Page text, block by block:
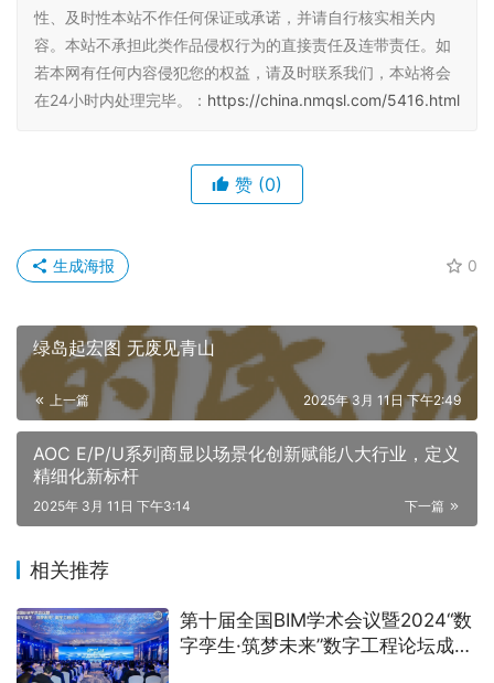
性、及时性本站不作任何保证或承诺，并请自行核实相关内
容。本站不承担此类作品侵权行为的直接责任及连带责任。如
若本网有任何内容侵犯您的权益，请及时联系我们，本站将会
在24小时内处理完毕。： https://china.nmqsl.com/5416.html
赞 (0)
0
生成海报
绿岛起宏图 无废见青山
上一篇 2025年 3月 11日 下午2:49
AOC E/P/U系列商显以场景化创新赋能八大行业，定义
精细化新标杆
下一篇
2025年 3月 11日 下午3:14
相关推荐
第十届全国BIM学术会议暨2024“数
字孪生·筑梦未来”数字工程论坛成功